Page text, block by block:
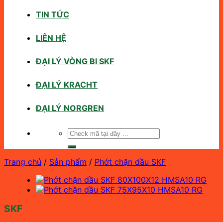
TIN TỨC
LIÊN HỆ
ĐẠI LÝ VÒNG BI SKF
ĐẠI LÝ KRACHT
ĐẠI LÝ NORGREN
Tìm
Trang chủ / Sản phẩm / Phớt chặn dầu SKF
SKF